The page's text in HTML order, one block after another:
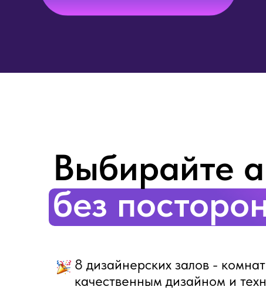
8 дизайнерских залов -
качественным дизайном и
Выбирайте
без